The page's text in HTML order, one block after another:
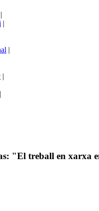
|
|
|
|
|
"El treball en xarxa